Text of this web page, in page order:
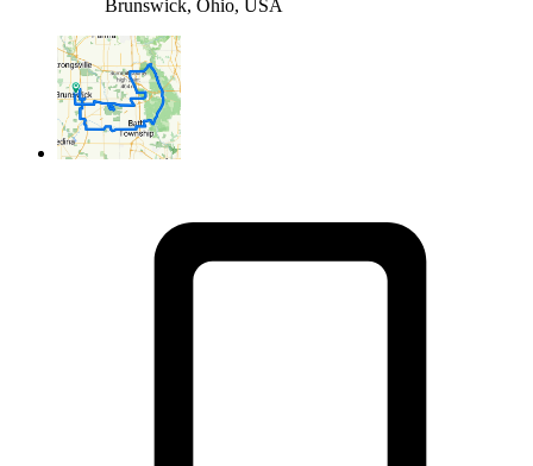
Brunswick, Ohio, USA